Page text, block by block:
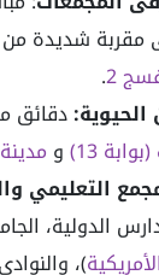
مقربة شديدة
.
الحيوية:دقائق
13) و
التعليمي
الدولية،
)،